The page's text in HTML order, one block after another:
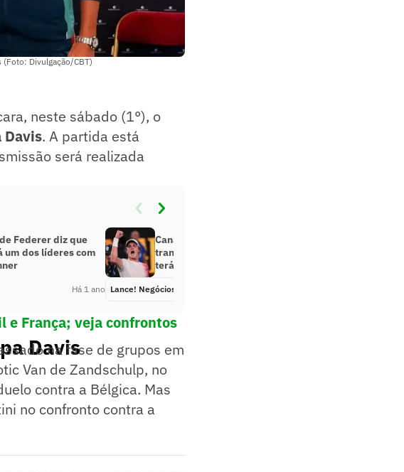
Divulgação/CBT)
neste sábado (1°), o
Davis. A partida está
será realizada
Federer diz que
um dos líderes com
Há 1 ano
Canal renova direitos de
transmissão da Copa Davis, que
terá João Fonseca
Lance! Negócios
e França; veja confrontos
Davis
na fase de grupos em
Van de Zandschulp, no
contra a Bélgica. Mas
no confronto contra a